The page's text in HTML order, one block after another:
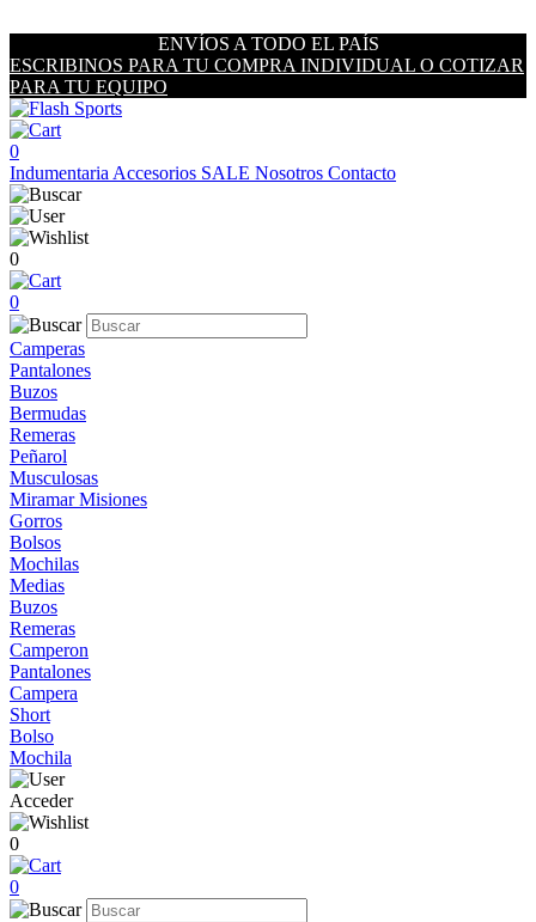
ENVÍOS A TODO EL PAÍS
ESCRIBINOS PARA TU COMPRA INDIVIDUAL O COTIZAR
PARA TU EQUIPO
0
Indumentaria Accesorios SALE Nosotros Contacto
0
0
Camperas
Pantalones
Buzos
Bermudas
Remeras
Peñarol
Musculosas
Miramar Misiones
Gorros
Bolsos
Mochilas
Medias
Buzos
Remeras
Camperon
Pantalones
Campera
Short
Bolso
Mochila
Acceder
0
0